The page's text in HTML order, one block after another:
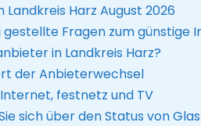
Landkreis Harz August 2026
gestellte Fragen zum
in Landkreis Harz?
der Anbieterwechsel
festnetz und TV
sich über den Status von